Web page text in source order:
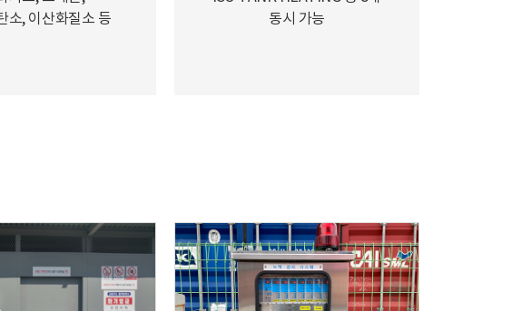
소, 이산화질소 등
동시 가능